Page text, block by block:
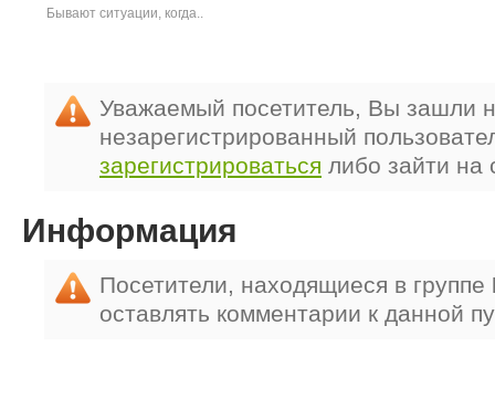
Бывают ситуации, когда..
Уважаемый посетитель, Вы зашли
незарегистрированный
зарегистрироваться либо зайти на
Информация
Посетители, находящиеся в группе
оставлять комментарии к данной